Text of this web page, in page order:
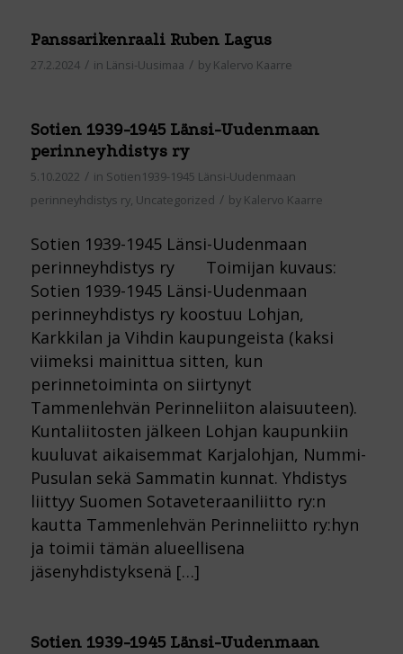
Panssarikenraali Ruben Lagus
27.2.2024 / in Länsi-Uusimaa / by Kalervo Kaarre
Sotien 1939-1945 Länsi-Uudenmaan
perinneyhdistys ry
5.10.2022 / in Sotien1939-1945 Länsi-Uudenmaan
perinneyhdistys ry, Uncategorized / by Kalervo Kaarre
Sotien 1939-1945 Länsi-Uudenmaan
perinneyhdistys ry Toimijan kuvaus:
Sotien 1939-1945 Länsi-Uudenmaan
perinneyhdistys ry koostuu Lohjan,
Karkkilan ja Vihdin kaupungeista (kaksi
viimeksi mainittua sitten, kun
perinnetoiminta on siirtynyt
Tammenlehvän Perinneliiton alaisuuteen).
Kuntaliitosten jälkeen Lohjan kaupunkiin
kuuluvat aikaisemmat Karjalohjan, Nummi-
Pusulan sekä Sammatin kunnat. Yhdistys
liittyy Suomen Sotaveteraaniliitto ry:n
kautta Tammenlehvän Perinneliitto ry:hyn
ja toimii tämän alueellisena
jäsenyhdistyksenä […]
Sotien 1939-1945 Länsi-Uudenmaan